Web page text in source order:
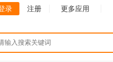
录 注册 更多应用